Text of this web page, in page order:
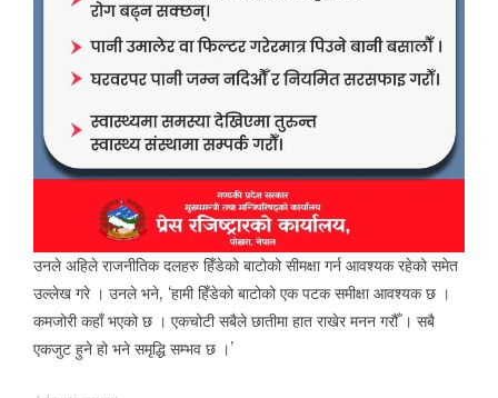
उनले अहिले राजनीतिक दलहरु हिँडेको बाटोको सीमक्षा गर्न आवश्यक रहेको समेत
उल्लेख गरे । उनले भने, ‘हामी हिँडेको बाटोको एक पटक समीक्षा आवश्यक छ ।
कमजोरी कहाँ भएको छ । एकचोटी सबैले छातीमा हात राखेर मनन गरौँ । सबै
एकजुट हुने हो भने समृद्धि सम्भव छ ।’